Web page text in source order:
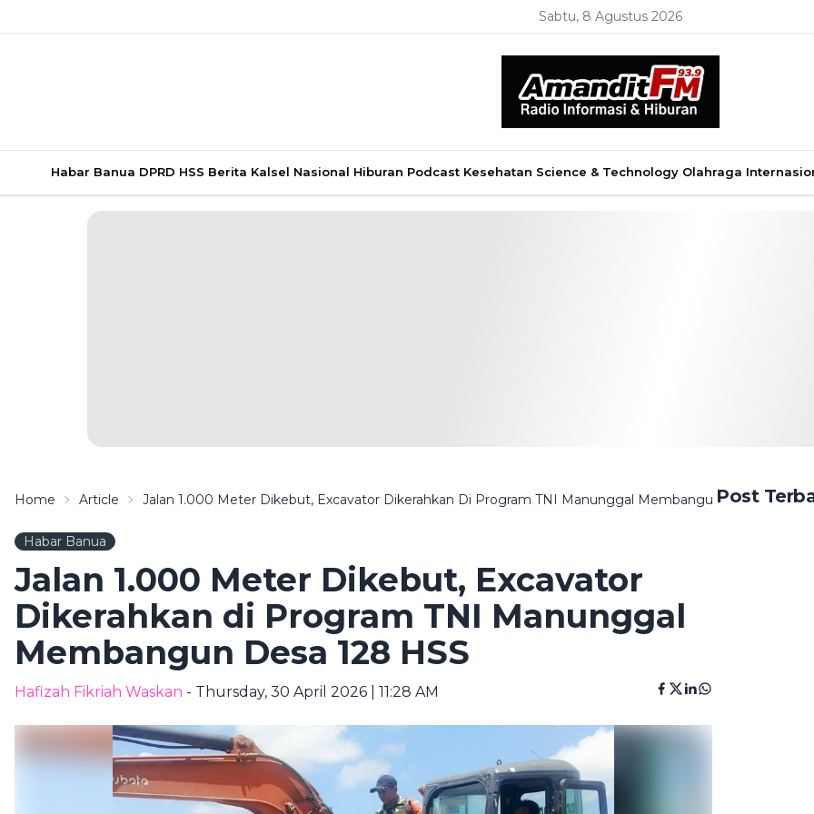
Sabtu, 8 Agustus 2026
Habar Banua DPRD HSS Berita Kalsel Nasional Hiburan Podcast Kesehatan Science & Technology Olahraga
Home Article Jalan 1.000 Meter Dikebut, Excavator Dikerahkan Di Program TNI Manunggal Membangun Desa 128 HSS
Habar Banua
Jalan 1.000 Meter Dikebut, Excavator
Dikerahkan di Program TNI Manunggal
Membangun Desa 128 HSS
Hafizah Fikriah Waskan - Thursday, 30 April 2026 | 11:28 AM
Post